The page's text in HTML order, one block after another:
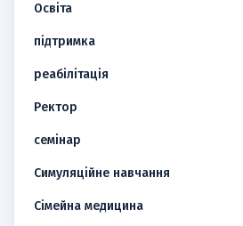
Освіта
підтримка
реабілітація
Ректор
семінар
Симуляційне навчання
Сімейна медицина